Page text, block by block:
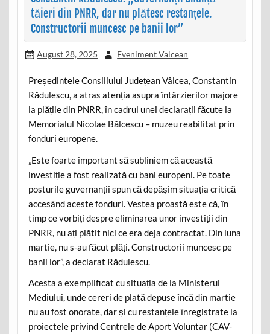
tăieri din PNRR, dar nu plătesc restanțele.
Constructorii muncesc pe banii lor”
August 28, 2025 Eveniment Valcean
Președintele Consiliului Județean Vâlcea, Constantin
Rădulescu, a atras atenția asupra întârzierilor majore
la plățile din PNRR, în cadrul unei declarații făcute la
Memorialul Nicolae Bălcescu – muzeu reabilitat prin
fonduri europene.
„Este foarte important să subliniem că această
investiție a fost realizată cu bani europeni. Pe toate
posturile guvernanții spun că depășim situația critică
accesând aceste fonduri. Vestea proastă este că, în
timp ce vorbiți despre eliminarea unor investiții din
PNRR, nu ați plătit nici ce era deja contractat. Din luna
martie, nu s-au făcut plăți. Constructorii muncesc pe
banii lor”, a declarat Rădulescu.
Acesta a exemplificat cu situația de la Ministerul
Mediului, unde cereri de plată depuse încă din martie
nu au fost onorate, dar și cu restanțele înregistrate la
proiectele privind Centrele de Aport Voluntar (CAV-